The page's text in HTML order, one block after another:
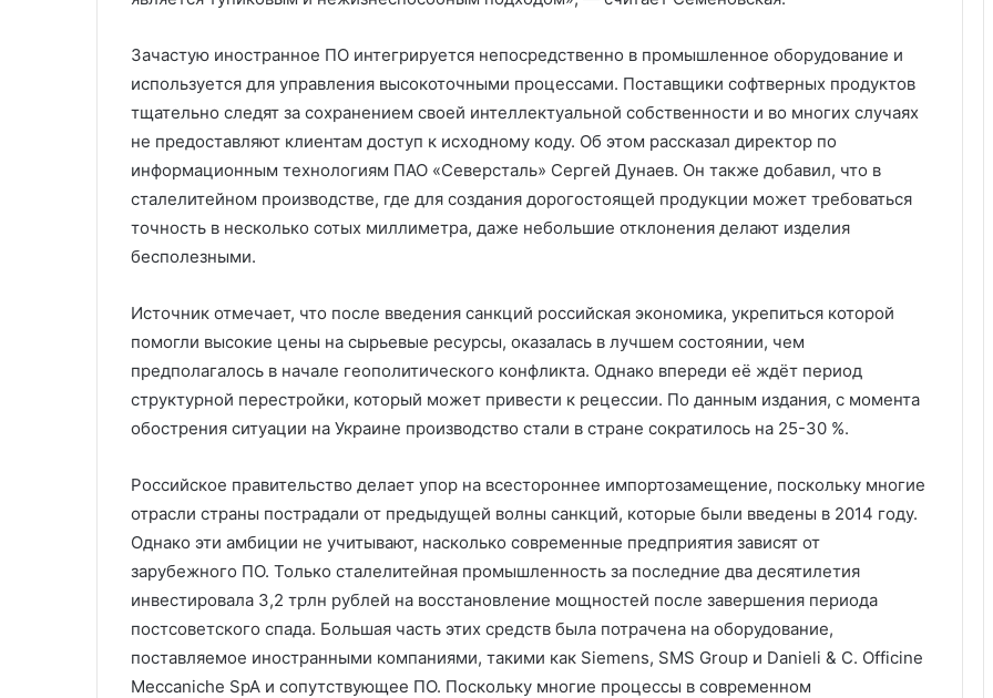
Зачастую иностранное ПО интегрируется непосредственно в промышленное оборудование и
используется для управления высокоточными процессами. Поставщики софтверных продуктов
тщательно следят за сохранением своей интеллектуальной собственности и во многих случаях
не предоставляют клиентам доступ к исходному коду. Об этом рассказал директор по
информационным технологиям ПАО «Северсталь» Сергей Дунаев. Он также добавил, что в
сталелитейном производстве, где для создания дорогостоящей продукции может требоваться
точность в несколько сотых миллиметра, даже небольшие отклонения делают изделия
бесполезными.
Источник отмечает, что после введения санкций российская экономика, укрепиться которой
помогли высокие цены на сырьевые ресурсы, оказалась в лучшем состоянии, чем
предполагалось в начале геополитического конфликта. Однако впереди её ждёт период
структурной перестройки, который может привести к рецессии. По данным издания, с момента
обострения ситуации на Украине производство стали в стране сократилось на 25-30 %.
Российское правительство делает упор на всестороннее импортозамещение, поскольку многие
отрасли страны пострадали от предыдущей волны санкций, которые были введены в 2014 году.
Однако эти амбиции не учитывают, насколько современные предприятия зависят от
зарубежного ПО. Только сталелитейная промышленность за последние два десятилетия
инвестировала 3,2 трлн рублей на восстановление мощностей после завершения периода
постсоветского спада. Большая часть этих средств была потрачена на оборудование,
поставляемое иностранными компаниями, такими как Siemens, SMS Group и Danieli & C. Officine
Meccaniche SpA и сопутствующее ПО. Поскольку многие процессы в современном